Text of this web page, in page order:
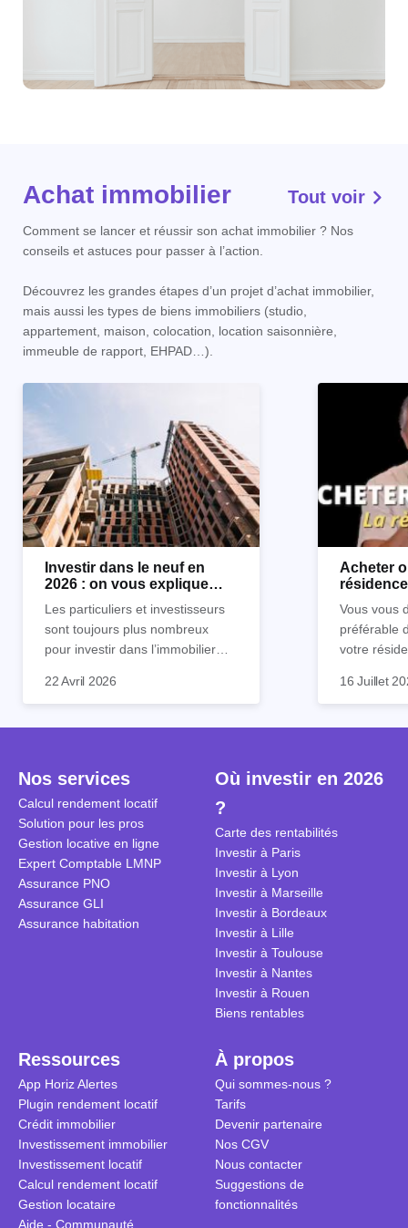
Achat immobilier Tout voir
Comment se lancer et réussir son achat immobilier ? Nos
conseils et astuces pour passer à l’action.
Découvrez les grandes étapes d’un projet d’achat immobilier,
mais aussi les types de biens immobiliers (studio,
appartement, maison, colocation, location saisonnière,
immeuble de rapport, EHPAD…).
Investir dans le neuf en
2026 : on vous explique
Les particuliers et investisseurs
sont toujours plus nombreux
pour investir dans l’immobilier
nombreux avantages à choisir ce
expliquons tout dans cet article.
22 Avril 2026
Acheter
Vous vous
préférable
votre
pour
la règle
secondes
fenêtres"
sécuriser
16 Juillet
Nos services
Calcul rendement locatif
Solution pour les pros
Gestion locative en ligne
Expert Comptable LMNP
Assurance PNO
Assurance GLI
Assurance habitation
Où investir en 2026
?
Carte des rentabilités
Investir à Paris
Investir à Lyon
Investir à Marseille
Investir à Bordeaux
Investir à Lille
Investir à Toulouse
Investir à Nantes
Investir à Rouen
Biens rentables
Ressources
App Horiz Alertes
Plugin rendement locatif
Crédit immobilier
Investissement immobilier
Investissement locatif
Calcul rendement locatif
Gestion locataire
Aide - Communauté
À propos
Qui sommes-nous ?
Tarifs
Devenir partenaire
Nos CGV
Nous contacter
Suggestions de
fonctionnalités